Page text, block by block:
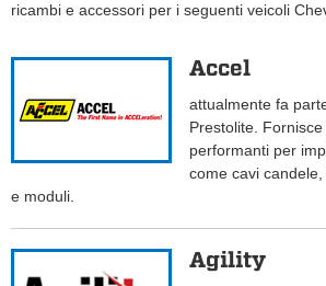
ricambi e accessori per i seguenti veicoli
Accel
attualmente fa
Prestolite.
performanti per
come cavi
e moduli.
Agility